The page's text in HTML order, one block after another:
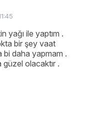
yağı ile yaptım .
bir şey vaat
bi daha yapmam .
güzel olacaktır .